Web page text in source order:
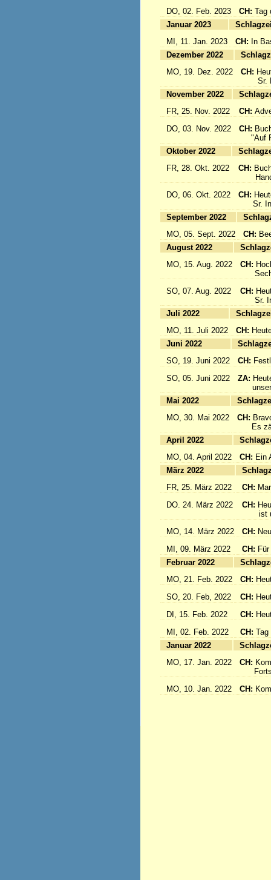
DO, 02. Feb. 2023
CH: Tag
Januar 2023
MI, 11. Jan. 2023
CH: In
Dezember 2022
MO, 19. Dez. 2022
CH:
Sr.
November 2022
FR, 25. Nov. 2022
CH:
DO, 03. Nov. 2022
CH:
"Auf
Oktober 2022
FR, 28. Okt. 2022
CH:
DO, 06. Okt. 2022
CH:
Sr.
September 2022
MO, 05. Sept. 2022
CH:
August 2022
MO, 15. Aug. 2022
CH:
SO, 07. Aug. 2022
CH:
Sr.
Juli 2022
MO, 11. Juli 2022
CH:
Juni 2022
SO, 19. Juni 2022
CH:
SO, 05. Juni 2022
ZA:
Mai 2022
MO, 30. Mai 2022
CH:
Es
April 2022
MO, 04. April 2022
CH: Ein
März 2022
FR, 25. März 2022
CH:
DO. 24. März 2022
CH:
ist
MO, 14. März 2022
CH:
MI, 09. März 2022
CH:
Februar 2022
MO, 21. Feb. 2022
CH:
SO, 20. Feb, 2022
CH:
DI, 15. Feb. 2022
CH:
MI, 02. Feb. 2022
CH: Tag
Januar 2022
MO, 17. Jan. 2022
CH:
MO, 10. Jan. 2022
CH: